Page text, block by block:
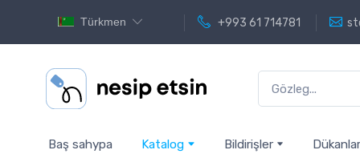
Türkmen +993 61 714781
Baş sahypa Katalog Bildirişler Dükanlar